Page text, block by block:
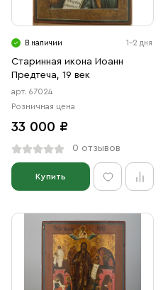
Ювелирные изделия
В наличии 1-2 дня
Старинная икона Иоанн
Предтеча, 19 век
арт. 67024
Розничная цена
33 000 ₽
0 отзывов
Купить